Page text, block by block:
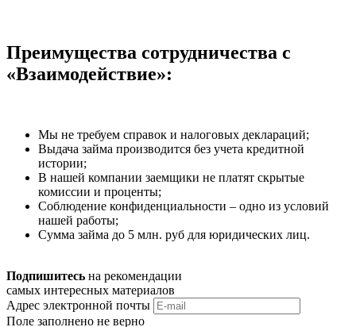
Преимущества сотрудничества с
«Взаимодействие»:
Мы не требуем справок и налоговых деклараций;
Выдача займа производится без учета кредитной
истории;
В нашей компании заемщики не платят скрытые
комиссии и проценты;
Соблюдение конфиденциальности – одно из условий
нашей работы;
Сумма займа до 5 млн. руб для юридических лиц.
Подпишитесь на рекомендации
самых интересных материалов
Адрес электронной почты
Поле заполнено не верно